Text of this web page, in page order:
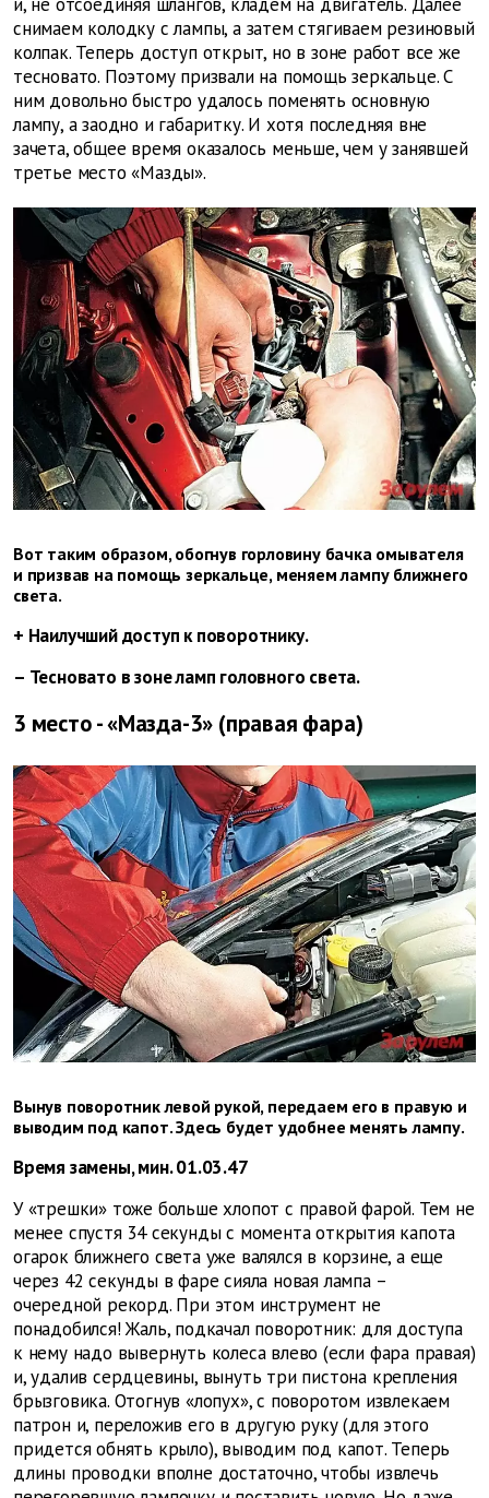
снимаем колодку с лампы, а затем стягиваем резиновый
колпак. Теперь доступ открыт, но в зоне работ все же
тесновато. Поэтому призвали на помощь зеркальце. С
ним довольно быстро удалось поменять основную
лампу, а заодно и габаритку. И хотя последняя вне
зачета, общее время оказалось меньше, чем у занявшей
третье место «Мазды».
Вот таким образом, обогнув горловину бачка омывателя
и призвав на помощь зеркальце, меняем лампу ближнего
света.
+ Наилучший доступ к поворотнику.
– Тесновато в зоне ламп головного света.
3 место - «Мазда-3» (правая фара)
Вынув поворотник левой рукой, передаем его в правую и
выводим под капот. Здесь будет удобнее менять лампу.
Время замены, мин. 01.03.47
У «трешки» тоже больше хлопот с правой фарой. Тем не
менее спустя 34 секунды с момента открытия капота
огарок ближнего света уже валялся в корзине, а еще
через 42 секунды в фаре сияла новая лампа –
очередной рекорд. При этом инструмент не
понадобился! Жаль, подкачал поворотник: для доступа
к нему надо вывернуть колеса влево (если фара правая)
и, удалив сердцевины, вынуть три пистона крепления
брызговика. Отогнув «лопух», с поворотом извлекаем
патрон и, переложив его в другую руку (для этого
придется обнять крыло), выводим под капот. Теперь
длины проводки вполне достаточно, чтобы извлечь